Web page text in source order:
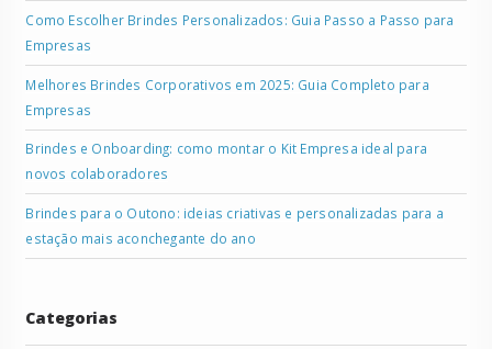
Como Escolher Brindes Personalizados: Guia Passo a Passo para
Empresas
Melhores Brindes Corporativos em 2025: Guia Completo para
Empresas
Brindes e Onboarding: como montar o Kit Empresa ideal para
novos colaboradores
Brindes para o Outono: ideias criativas e personalizadas para a
estação mais aconchegante do ano
Categorias